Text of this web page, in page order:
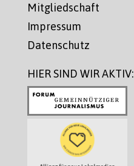
Mitgliedschaft
Impressum
Datenschutz
HIER SIND WIR AKTIV: